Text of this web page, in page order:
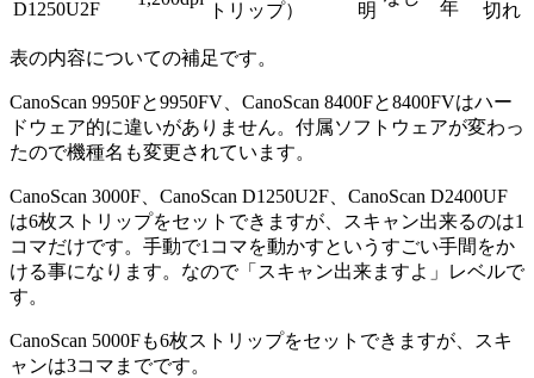
D1250U2F トリップ） 明 年 切れ
表の内容についての補足です。
CanoScan 9950Fと9950FV、CanoScan 8400Fと8400FVはハー
ドウェア的に違いがありません。付属ソフトウェアが変わっ
たので機種名も変更されています。
CanoScan 3000F、CanoScan D1250U2F、CanoScan D2400UF
は6枚ストリップをセットできますが、スキャン出来るのは1
コマだけです。手動で1コマを動かすというすごい手間をか
ける事になります。なので「スキャン出来ますよ」レベルで
す。
CanoScan 5000Fも6枚ストリップをセットできますが、スキ
ャンは3コマまでです。